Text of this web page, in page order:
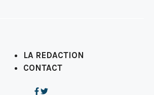
LA REDACTION
CONTACT